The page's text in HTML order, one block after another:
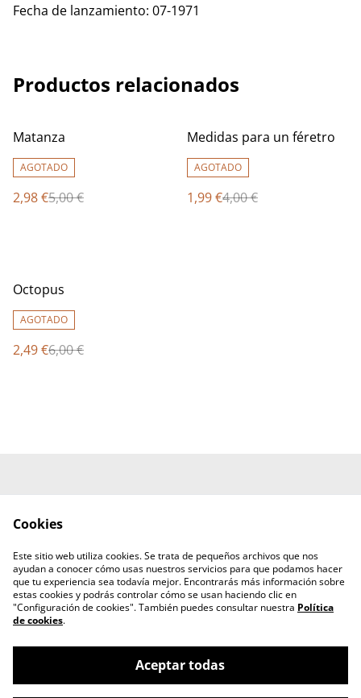
Fecha de lanzamiento: 07-1971
Productos relacionados
%
Matanza
AGOTADO
2,98 €5,00 €
%
Medidas para un féretro
AGOTADO
1,99 €4,00 €
%
Octopus
AGOTADO
2,49 €6,00 €
Contacta con
Términos legales
Política de Privacidad
Blog de Alfonso M.
González
©2026Editorial SEGASaturno Productions
Cookies
Este sitio web utiliza cookies. Se trata de pequeños archivos que nos
ayudan a conocer cómo usas nuestros servicios para que podamos hacer
que tu experiencia sea todavía mejor. Encontrarás más información sobre
estas cookies y podrás controlar cómo se usan haciendo clic en
"Configuración de cookies". También puedes consultar nuestra Política
de cookies.
Aceptar todas